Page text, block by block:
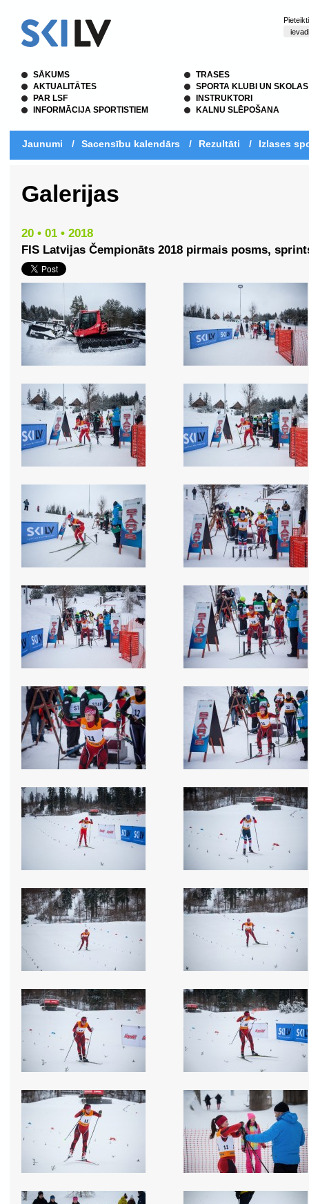
SĀKUMS
AKTUALITĀTES
PAR LSF
INFORMĀCIJA SPORTISTIEM
TRASES
SPORTA KLUBI UN SKOLAS
INSTRUKTORI
KALNU SLĒPOŠANA
Jaunumi / Sacensību kalendārs / Rezultāti / Izlases
Galerijas
20 • 01 • 2018
FIS Latvijas Čempionāts 2018 pirmais posms,